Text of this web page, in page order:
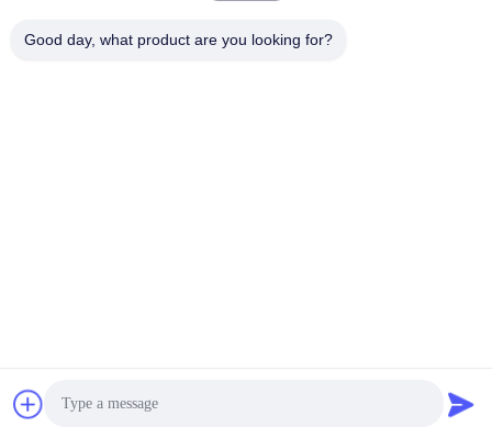
2026 HONHAI TECHNOLOGY LIMITED Όλα τα δικαιώματα
Good day, what product are you looking for?